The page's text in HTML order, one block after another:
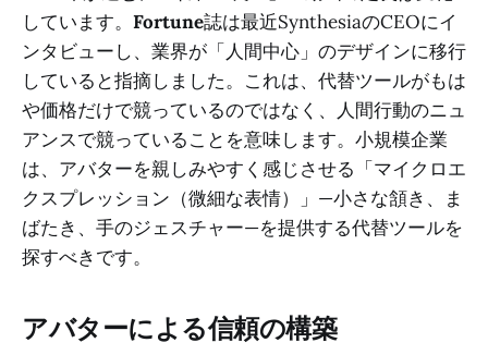
しています。 Fortune誌は最近SynthesiaのCEOにイ
ンタビューし、業界が「人間中心」のデザインに移行
していると指摘しました。これは、代替ツールがもは
や価格だけで競っているのではなく、人間行動のニュ
アンスで競っていることを意味します。小規模企業
は、アバターを親しみやすく感じさせる「マイクロエ
クスプレッション（微細な表情）」—小さな頷き、ま
ばたき、手のジェスチャー—を提供する代替ツールを
探すべきです。
アバターによる信頼の構築